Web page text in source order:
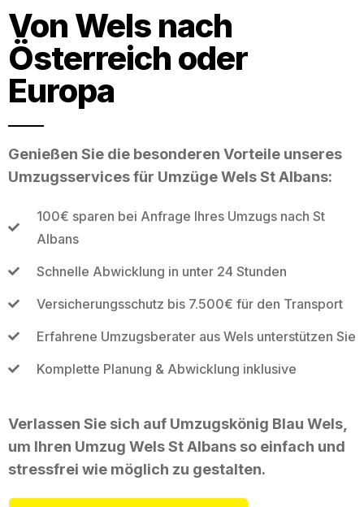
Von Wels nach
Österreich oder
Europa
Genießen Sie die besonderen Vorteile unseres
Umzugsservices für Umzüge Wels St Albans:
100€ sparen bei Anfrage Ihres Umzugs nach St
Albans
Schnelle Abwicklung in unter 24 Stunden
Versicherungsschutz bis 7.500€ für den Transport
Erfahrene Umzugsberater aus Wels unterstützen Sie
Komplette Planung & Abwicklung inklusive
Verlassen Sie sich auf Umzugskönig Blau Wels,
um Ihren Umzug Wels St Albans so einfach und
stressfrei wie möglich zu gestalten.